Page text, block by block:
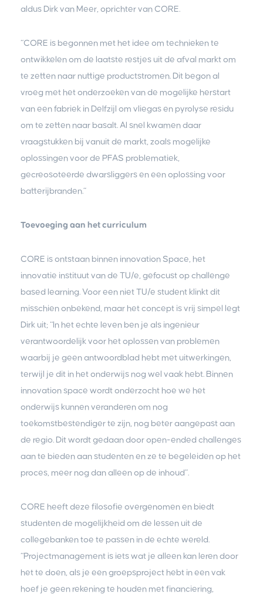
aldus Dirk van Meer, oprichter van CORE.
“CORE is begonnen met het idee om technieken te
ontwikkelen om de laatste restjes uit de afval markt om
te zetten naar nuttige productstromen. Dit begon al
vroeg met het onderzoeken van de mogelijke herstart
van een fabriek in Delfzijl om vliegas en pyrolyse residu
om te zetten naar basalt. Al snel kwamen daar
vraagstukken bij vanuit de markt, zoals mogelijke
oplossingen voor de PFAS problematiek,
gecreosoteerde dwarsliggers en een oplossing voor
batterijbranden.”
Toevoeging aan het curriculum
CORE is ontstaan binnen innovation Space, het
innovatie instituut van de TU/e, gefocust op challenge
based learning. Voor een niet TU/e student klinkt dit
misschien onbekend, maar het concept is vrij simpel legt
Dirk uit; “In het echte leven ben je als ingenieur
verantwoordelijk voor het oplossen van problemen
waarbij je geen antwoordblad hebt met uitwerkingen,
terwijl je dit in het onderwijs nog wel vaak hebt. Binnen
innovation space wordt onderzocht hoe we het
onderwijs kunnen veranderen om nog
toekomstbestendiger te zijn, nog beter aangepast aan
de regio. Dit wordt gedaan door open-ended challenges
aan te bieden aan studenten en ze te begeleiden op het
proces, meer nog dan alleen op de inhoud”.
CORE heeft deze filosofie overgenomen en biedt
studenten de mogelijkheid om de lessen uit de
collegebanken toe te passen in de echte wereld.
“Projectmanagement is iets wat je alleen kan leren door
het te doen, als je een groepsproject hebt in een vak
hoef je geen rekening te houden met financiering,